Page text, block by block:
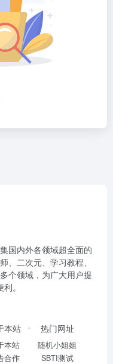
国内外各领域超全面的
、二次元、学习教程、
个领域，为广大用户提
。
本站
本站
合作
热门网址
随机小姐姐
SBTI测试